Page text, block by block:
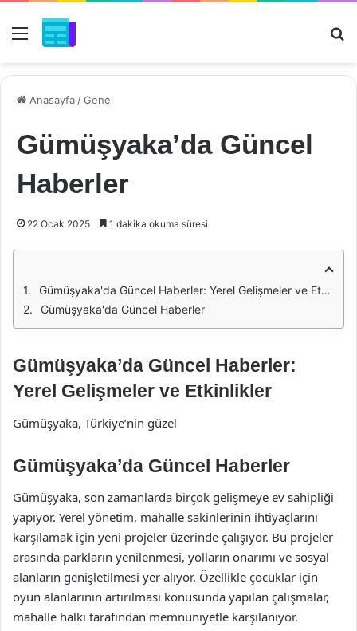
Menü
Anasayfa /Genel
Gümüşyaka’da Güncel
Haberler
22 Ocak 2025 1 dakika okuma süresi
Gümüşyaka'da Güncel Haberler: Yerel Gelişmeler ve Etkinlikler
Gümüşyaka'da Güncel Haberler
Gümüşyaka’da Güncel Haberler:
Yerel Gelişmeler ve Etkinlikler
Gümüşyaka, Türkiye’nin güzel
Gümüşyaka’da Güncel Haberler
Gümüşyaka, son zamanlarda birçok gelişmeye ev sahipliği
yapıyor. Yerel yönetim, mahalle sakinlerinin ihtiyaçlarını
karşılamak için yeni projeler üzerinde çalışıyor. Bu projeler
arasında parkların yenilenmesi, yolların onarımı ve sosyal
alanların genişletilmesi yer alıyor. Özellikle çocuklar için
oyun alanlarının artırılması konusunda yapılan çalışmalar,
mahalle halkı tarafından memnuniyetle karşılanıyor.